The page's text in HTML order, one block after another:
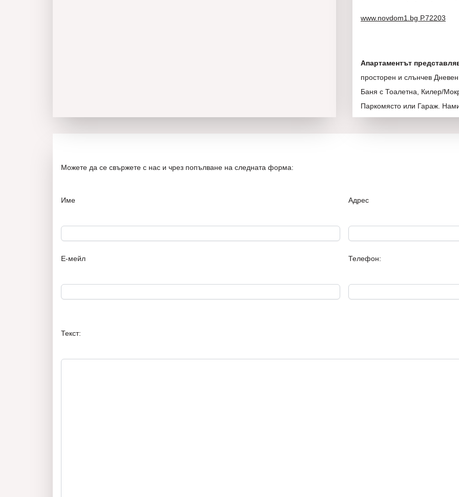
www.novdom1.bg Р.72203
Апартаментът
просторен и слънчев
Баня с Тоалетна, Килер/
Паркомясто или Гараж.
Можете да се свържете с нас и чрез попълване на следната форма:
Име
Е-мейл
Адрес
Телефон:
Текст: